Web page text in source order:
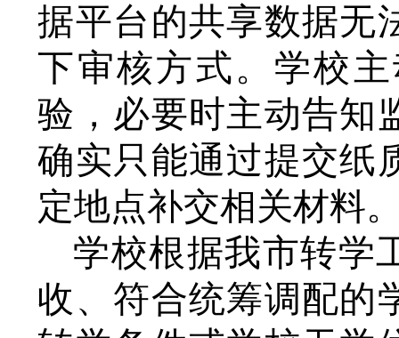
据平台的共享数据无
下审核方式。学校
验，必要时主动告知
确实只能通过提交纸
定地点补交相关材料
学校根据我市转学
收、 符合统筹调配的